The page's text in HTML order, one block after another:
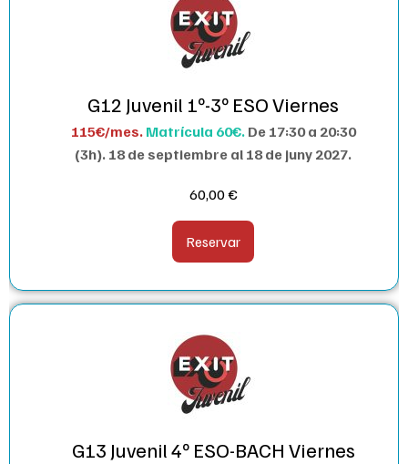
G12 Juvenil 1º-3º ESO Viernes
115€/mes. Matrícula 60€. De 17:30 a 20:30
(3h). 18 de septiembre al 18 de juny 2027.
60,00€
Reservar
G13 Juvenil 4º ESO-BACH Viernes